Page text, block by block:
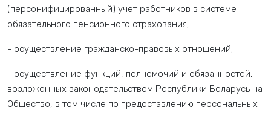
(персонифицированный) учет работников в системе
обязательного пенсионного страхования;
- осуществление гражданско-правовых отношений;
- осуществление функций, полномочий и обязанностей,
возложенных законодательством Республики Беларусь на
Общество, в том числе по предоставлению персональных